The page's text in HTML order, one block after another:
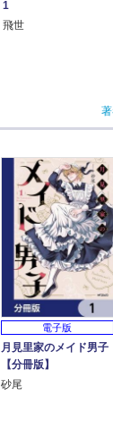
1
飛世
電子版
月見里家のメイド男子
【分冊版】
砂尾